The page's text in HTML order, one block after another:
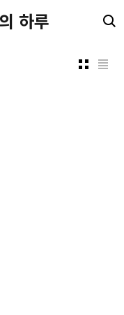
하루